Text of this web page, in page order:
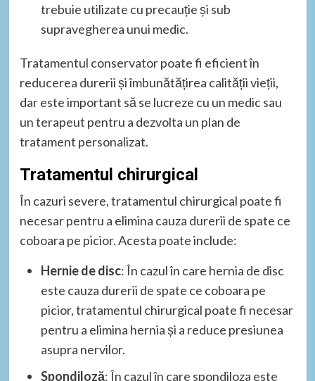
trebuie utilizate cu precauție și sub
supravegherea unui medic.
Tratamentul conservator poate fi eficient în
reducerea durerii și îmbunătățirea calității vieții,
dar este important să se lucreze cu un medic sau
un terapeut pentru a dezvolta un plan de
tratament personalizat.
Tratamentul chirurgical
În cazuri severe, tratamentul chirurgical poate fi
necesar pentru a elimina cauza durerii de spate ce
coboara pe picior. Acesta poate include:
Hernie de disc: În cazul în care hernia de disc
este cauza durerii de spate ce coboara pe
picior, tratamentul chirurgical poate fi necesar
pentru a elimina hernia și a reduce presiunea
asupra nervilor.
Spondiloză: În cazul în care spondiloza este